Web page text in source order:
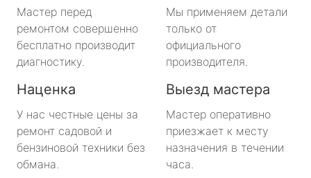
Мастер перед
ремонтом совершенно
бесплатно производит
диагностику.
Мы применяем детали
только от
официального
производителя.
Наценка
У нас честные цены за
ремонт садовой и
бензиновой техники без
обмана.
Выезд мастера
Мастер оперативно
приезжает к месту
назначения в течении
часа.